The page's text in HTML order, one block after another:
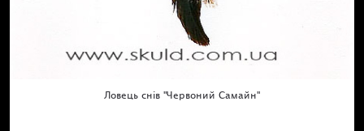
Ловець снів "Червоний Самайн"